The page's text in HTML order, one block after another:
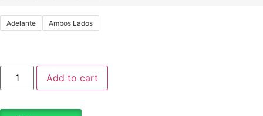
Adelante Ambos Lados
Add to cart